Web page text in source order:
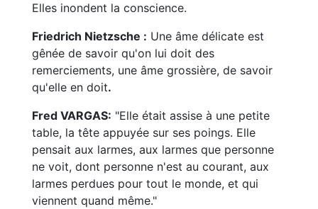
Elles inondent la conscience.
Friedrich Nietzsche : Une âme délicate est
gênée de savoir qu'on lui doit des
remerciements, une âme grossière, de savoir
qu'elle en doit.
Fred VARGAS: "Elle était assise à une petite
table, la tête appuyée sur ses poings. Elle
pensait aux larmes, aux larmes que personne
ne voit, dont personne n'est au courant, aux
larmes perdues pour tout le monde, et qui
viennent quand même."